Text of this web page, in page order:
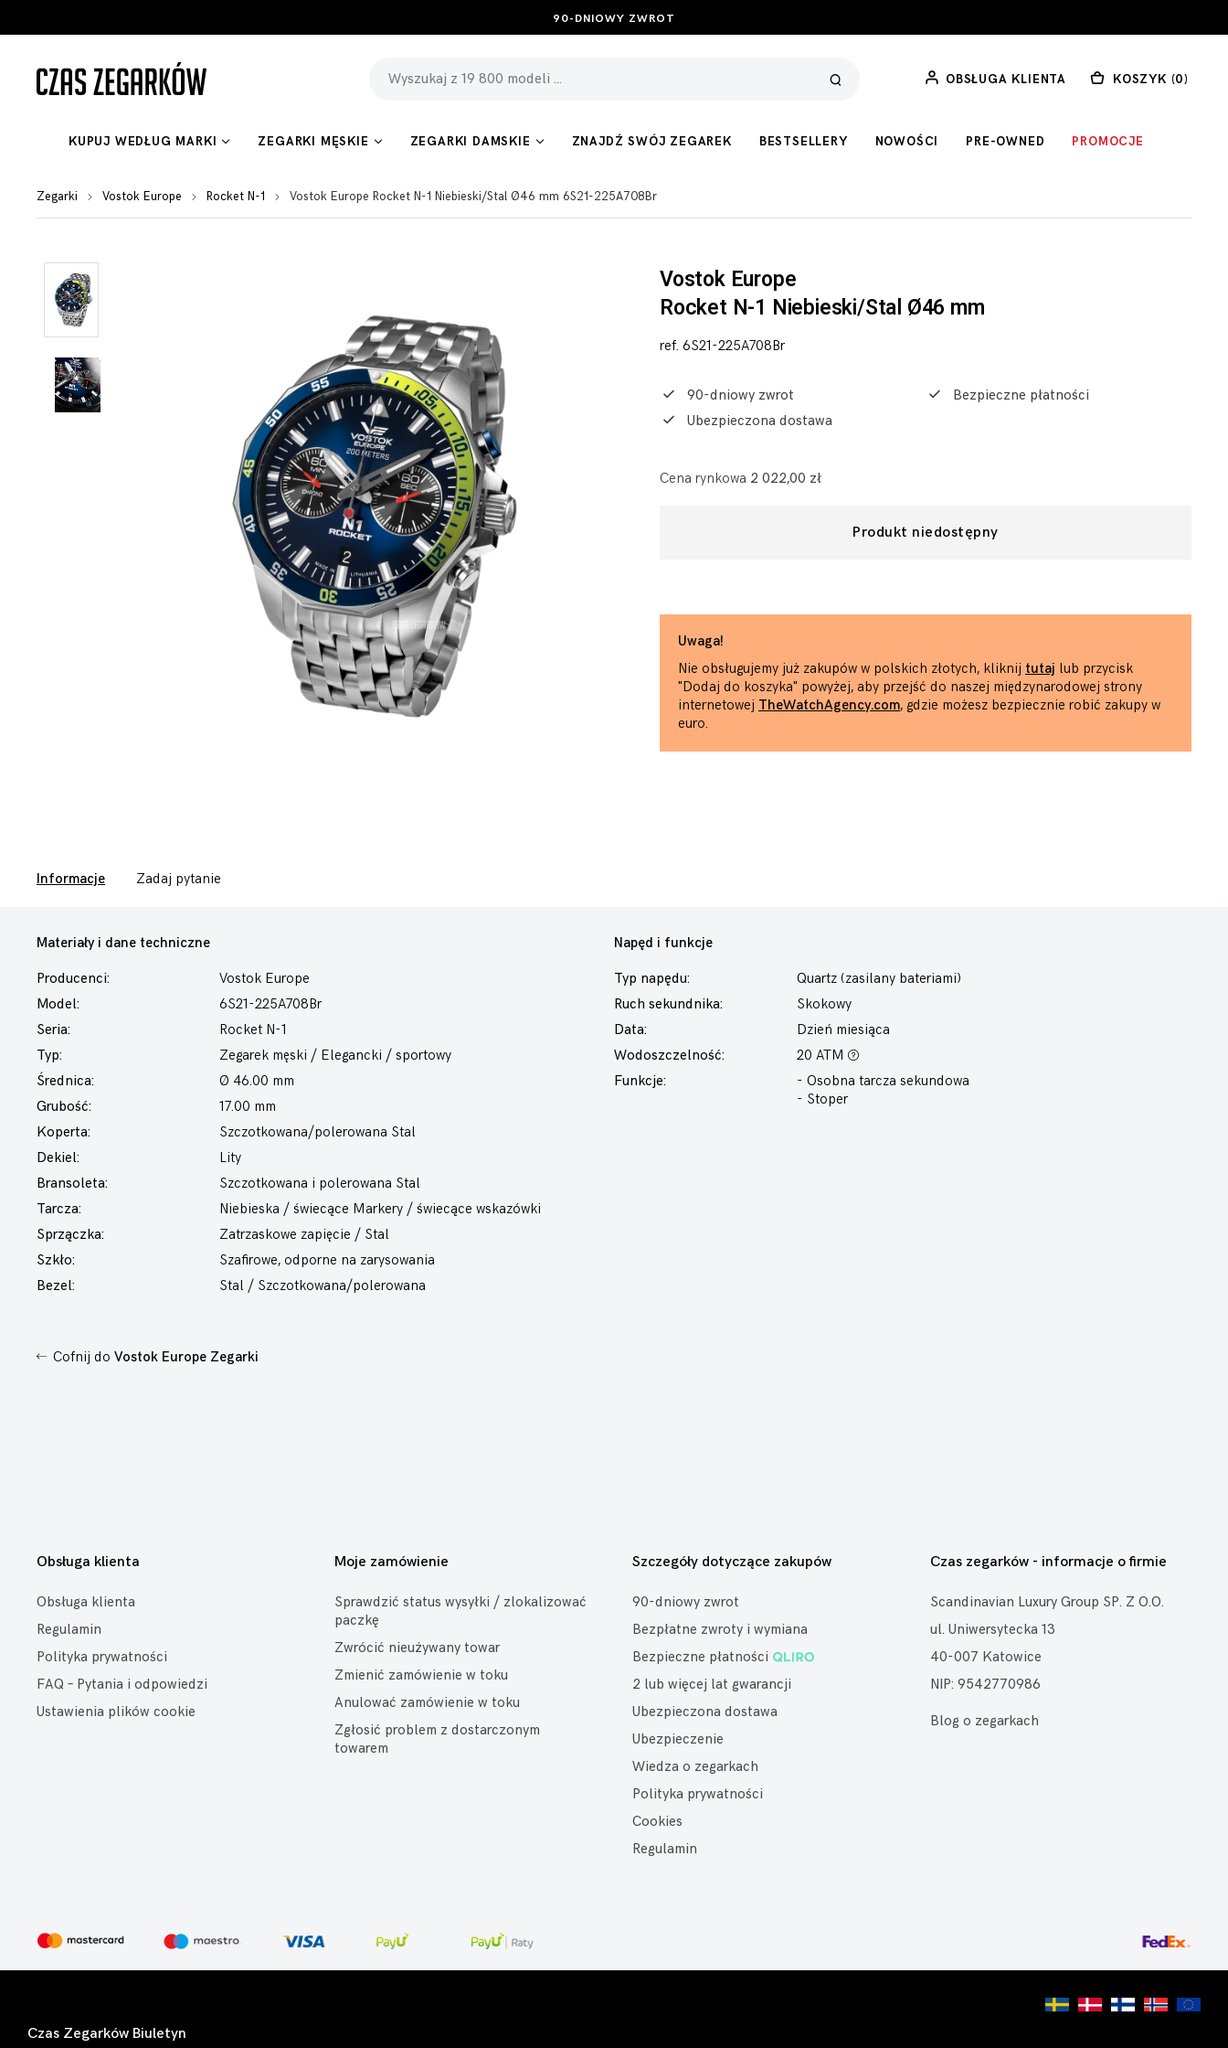
BEZPŁATNE ZWROTY I WYMIANA
OBSŁUGA KLIENTA KOSZYK (0)
KUPUJ WEDŁUG MARKI ZEGARKI MĘSKIE ZEGARKI DAMSKIE ZNAJDŹ SWÓJ ZEGAREK BESTSELLERY NOWOŚCI PRE-OWNED PROMOCJE
Zegarki Vostok Europe Rocket N-1 Vostok Europe Rocket N-1 Niebieski/Stal Ø46 mm 6S21-225A708Br
Vostok Europe
Rocket N-1 Niebieski/Stal Ø46 mm
ref. 6S21-225A708Br
90-dniowy zwrot
Bezpieczne płatności
Ubezpieczona dostawa
Cena rynkowa 2 022,00 zł
Produkt niedostępny
Uwaga!
Nie obsługujemy już zakupów w polskich złotych, kliknij tutaj lub przycisk
"Dodaj do koszyka" powyżej, aby przejść do naszej międzynarodowej strony
internetowej TheWatchAgency.com, gdzie możesz bezpiecznie robić zakupy w
euro.
Informacje Zadaj pytanie
Materiały i dane techniczne
Producenci:
Vostok Europe
Model:
6S21-225A708Br
Seria:
Rocket N-1
Typ:
Zegarek męski / Elegancki / sportowy
Średnica:
Ø 46.00 mm
Grubość:
17.00 mm
Koperta:
Szczotkowana/polerowana Stal
Dekiel:
Lity
Bransoleta:
Szczotkowana i polerowana Stal
Tarcza:
Niebieska / świecące Markery / świecące wskazówki
Sprzączka:
Zatrzaskowe zapięcie / Stal
Szkło:
Szafirowe, odporne na zarysowania
Bezel:
Stal / Szczotkowana/polerowana
Napęd i funkcje
Typ napędu:
Quartz (zasilany bateriami)
Ruch sekundnika:
Skokowy
Data:
Dzień miesiąca
Wodoszczelność:
20 ATM
Funkcje:
- Osobna tarcza sekundowa
- Stoper
Cofnij do Vostok Europe Zegarki
Obsługa klienta
Obsługa klienta
Regulamin
Polityka prywatności
FAQ – Pytania i odpowiedzi
Ustawienia plików cookie
Moje zamówienie
Sprawdzić status wysyłki / zlokalizować
paczkę
Zwrócić nieużywany towar
Zmienić zamówienie w toku
Anulować zamówienie w toku
Zgłosić problem z dostarczonym
towarem
Szczegóły dotyczące zakupów
90-dniowy zwrot
Bezpłatne zwroty i wymiana
Bezpieczne płatności
2 lub więcej lat gwarancji
Ubezpieczona dostawa
Ubezpieczenie
Wiedza o zegarkach
Polityka prywatności
Cookies
Regulamin
Czas zegarków - informacje o firmie
Scandinavian Luxury Group SP. Z O.O.
ul. Uniwersytecka 13
40-007 Katowice
NIP: 9542770986
Blog o zegarkach
Czas Zegarków Biuletyn